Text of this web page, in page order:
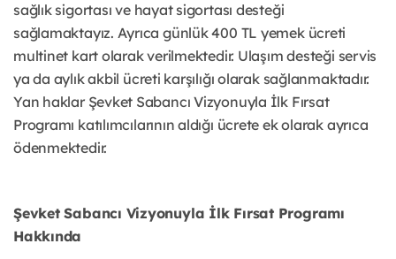
sağlık sigortası ve hayat sigortası desteği
sağlamaktayız. Ayrıca günlük 400 TL yemek ücreti
multinet kart olarak verilmektedir. Ulaşım desteği servis
ya da aylık akbil ücreti karşılığı olarak sağlanmaktadır.
Yan haklar Şevket Sabancı Vizyonuyla İlk Fırsat
Programı katılımcılarının aldığı ücrete ek olarak ayrıca
ödenmektedir.
Şevket Sabancı Vizyonuyla İlk Fırsat Programı
Hakkında